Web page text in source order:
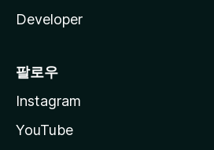
Developer
팔로우
Instagram
YouTube